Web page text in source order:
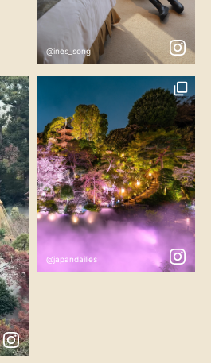
@ines_song
@japandailies